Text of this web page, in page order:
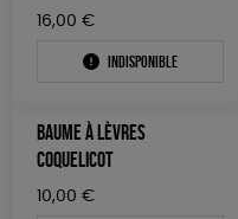
MAISON
ACCESSOIRES
PAPETERIE
LIVRES
Nouveauté
Prix : du - cher au + cher
Disponibilité
50 € - 100 €
150 € - 200 €
Plus de 200€
Couleur
Mots clés
Fabriqué en Espagne
Fabriqué en France
16,00 €
Indisponible
BAUME À LÈVRES
COQUELICOT
10,00 €